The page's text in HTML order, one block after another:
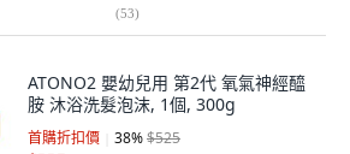
(53)
ATONO2 嬰幼兒用 第2代 氧氣神經醯
胺 沐浴洗髮泡沫, 1個, 300g
首購折扣價 38%$525